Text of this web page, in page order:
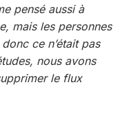
pensé aussi à
mais les personnes
ce n’était pas
nous avons
le flux